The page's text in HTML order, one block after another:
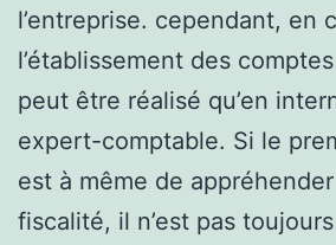
l’entreprise. cependant, en
l’établissement des
peut être réalisé qu’en
expert-comptable. Si le
est à même de
fiscalité, il n’est pas